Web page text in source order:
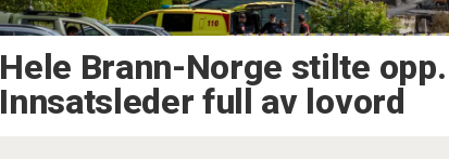
Hele Brann-Norge stilte opp.
Innsatsleder full av lovord